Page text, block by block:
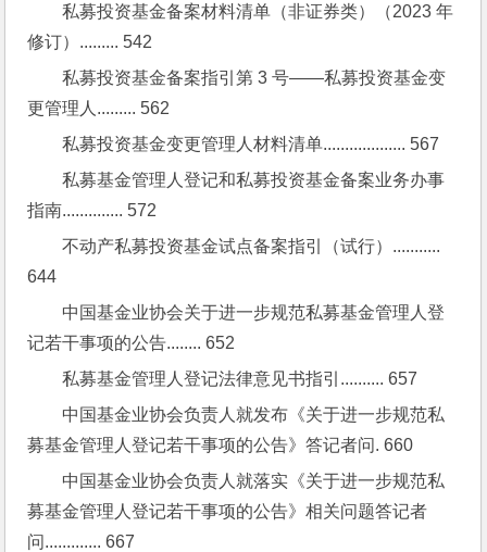
私募投资基金备案材料清单（非证券类）（2023 年
修订）......... 542
私募投资基金备案指引第 3 号——私募投资基金变
更管理人......... 562
私募投资基金变更管理人材料清单................... 567
私募基金管理人登记和私募投资基金备案业务办事
指南.............. 572
不动产私募投资基金试点备案指引（试行）...........
644
中国基金业协会关于进一步规范私募基金管理人登
记若干事项的公告........ 652
私募基金管理人登记法律意见书指引.......... 657
中国基金业协会负责人就发布《关于进一步规范私
募基金管理人登记若干事项的公告》答记者问. 660
中国基金业协会负责人就落实《关于进一步规范私
募基金管理人登记若干事项的公告》相关问题答记者
问............. 667